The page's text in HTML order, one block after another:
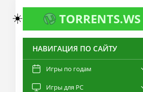
TORRENTS.WS
НАВИГАЦИЯ ПО САЙТУ
Игры по годам
Игры для PC
3.0
RESIDENT EVIL 9:
☀️